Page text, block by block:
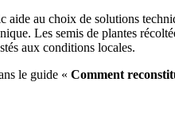
aide au choix de solutions
Les semis de plantes
aux conditions locales.
le guide « Comment